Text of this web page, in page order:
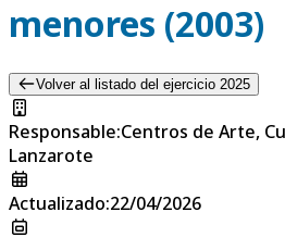
menores (2003)
Volver al listado del ejercicio 2025
Responsable:Centros de Arte,
Lanzarote
Actualizado:22/04/2026